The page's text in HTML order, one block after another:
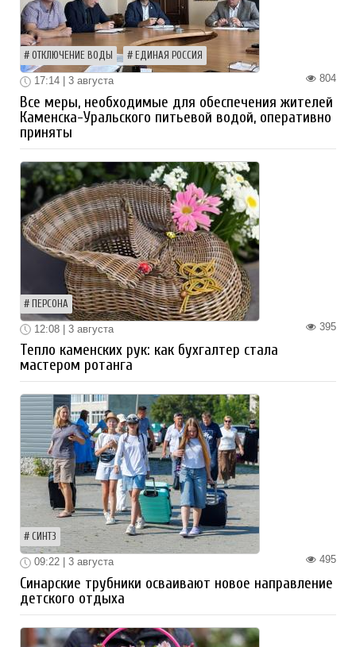
ОТКЛЮЧЕНИЕ ВОДЫ ЕДИНАЯ РОССИЯ
804
17:14 | 3 августа
Все меры, необходимые для обеспечения жителей
Каменска-Уральского питьевой водой, оперативно
приняты
ПЕРСОНА
395
12:08 | 3 августа
Тепло каменских рук: как бухгалтер стала
мастером ротанга
СИНТЗ
495
09:22 | 3 августа
Синарские трубники осваивают новое направление
детского отдыха